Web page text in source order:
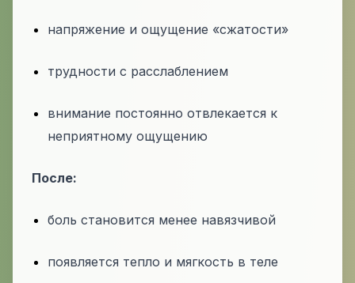
напряжение и ощущение «сжатости»
трудности с расслаблением
внимание постоянно отвлекается к
неприятному ощущению
После:
боль становится менее навязчивой
появляется тепло и мягкость в теле